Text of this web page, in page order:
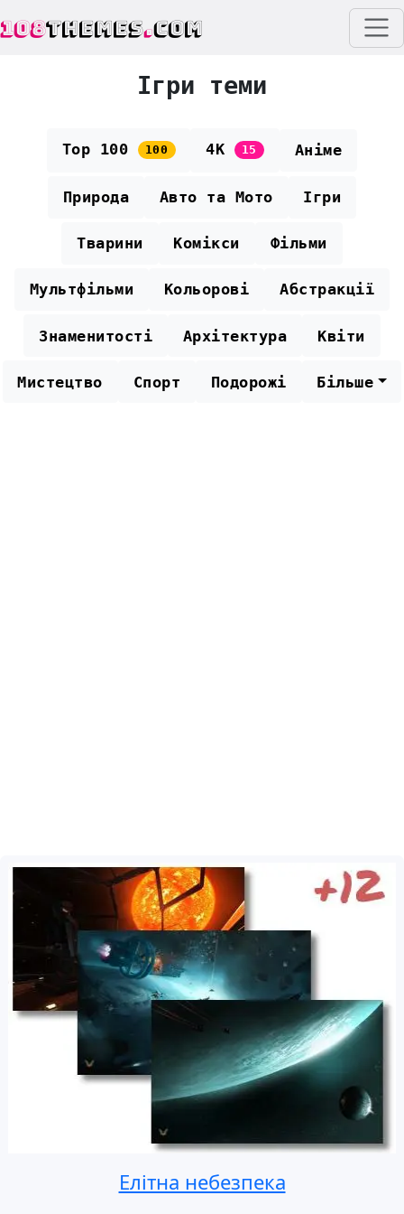
108THEMES.COM
Ігри теми
Top 100 100 4K 15 Аніме
Природа Авто та Мото Ігри
Тварини Комікси Фільми
Мультфільми Кольорові Абстракції
Знаменитості Архітектура Квіти
Мистецтво Спорт Подорожі Більше
Елітна небезпека